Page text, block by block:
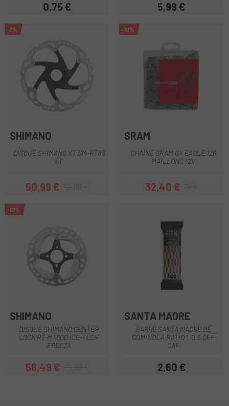
Prix
0,75 € Prix
5,99 €
-3%
SHIMANO
DISQUE SHIMANO XT SM-RT86
6T
Prix
50,99 €Prix habituel
-10%
SRAM
CHAÎNE SRAM GX EAGLE 126
MAILLONS 12V
Prix
32,40 €Prix habituel
-10%
SHIMANO
DISQUE SHIMANO CENTER
LOCK RT-MT800 ICE-TECH
FREEZA
Prix
58,49 €Prix habituel
SANTA MADRE
BARRE SANTA MADRE DE
GOMINOLA RATIO 1:0,5 OFF
CAF
Prix
2,60 €